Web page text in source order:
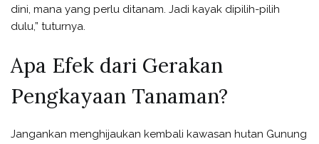
dini, mana yang perlu ditanam. Jadi kayak dipilih-pilih
dulu,” tuturnya.
Apa Efek dari Gerakan
Pengkayaan Tanaman?
Jangankan menghijaukan kembali kawasan hutan Gunung